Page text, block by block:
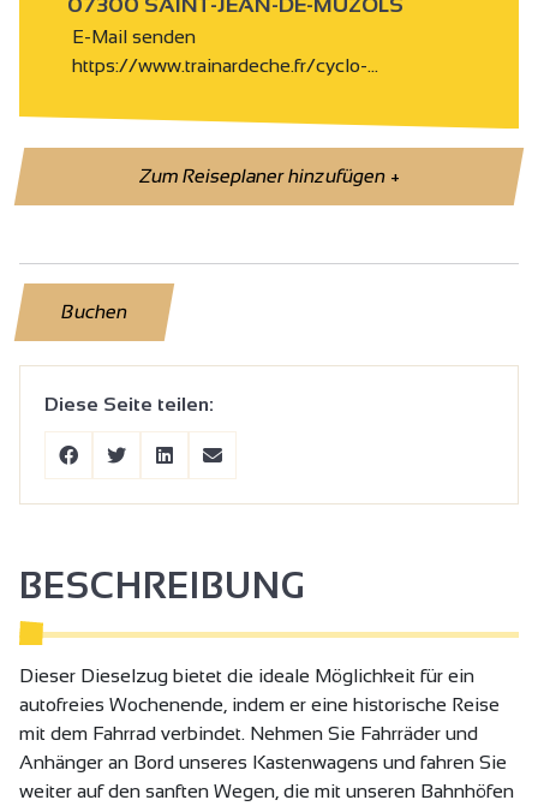
07300 SAINT-JEAN-DE-MUZOLS
E-Mail senden
https://www.trainardeche.fr/cyclo-…
Zum Reiseplaner hinzufügen+
Buchen
Diese Seite teilen:
BESCHREIBUNG
Dieser Dieselzug bietet die ideale Möglichkeit für ein
autofreies Wochenende, indem er eine historische Reise
mit dem Fahrrad verbindet. Nehmen Sie Fahrräder und
Anhänger an Bord unseres Kastenwagens und fahren Sie
weiter auf den sanften Wegen, die mit unseren Bahnhöfen